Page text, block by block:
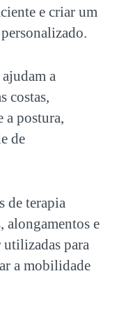
e criar um
a
costas,
a postura,
de
de terapia
alongamentos e
utilizadas para
a mobilidade